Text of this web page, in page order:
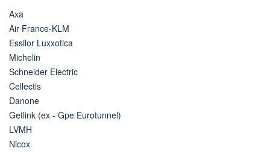
Axa
Air France-KLM
Essilor Luxxotica
Michelin
Schneider Electric
Cellectis
Danone
Getlink (ex - Gpe Eurotunnel)
LVMH
Nicox